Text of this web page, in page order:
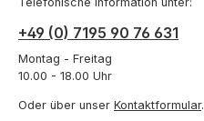
+49 (0) 7195 90 76 631
Montag - Freitag
10.00 - 18.00 Uhr
Oder über unser Kontaktformular.